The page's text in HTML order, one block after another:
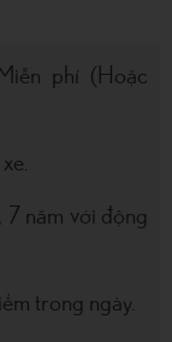
phí (Hoặc
7 năm với động
trong ngày.